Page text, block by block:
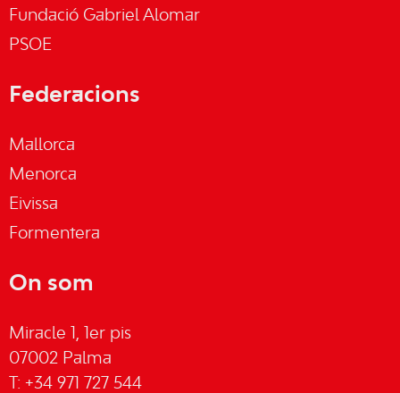
Fundació Gabriel Alomar
PSOE
Federacions
Mallorca
Menorca
Eivissa
Formentera
On som
Miracle 1, 1er pis
07002 Palma
T: +34 971 727 544